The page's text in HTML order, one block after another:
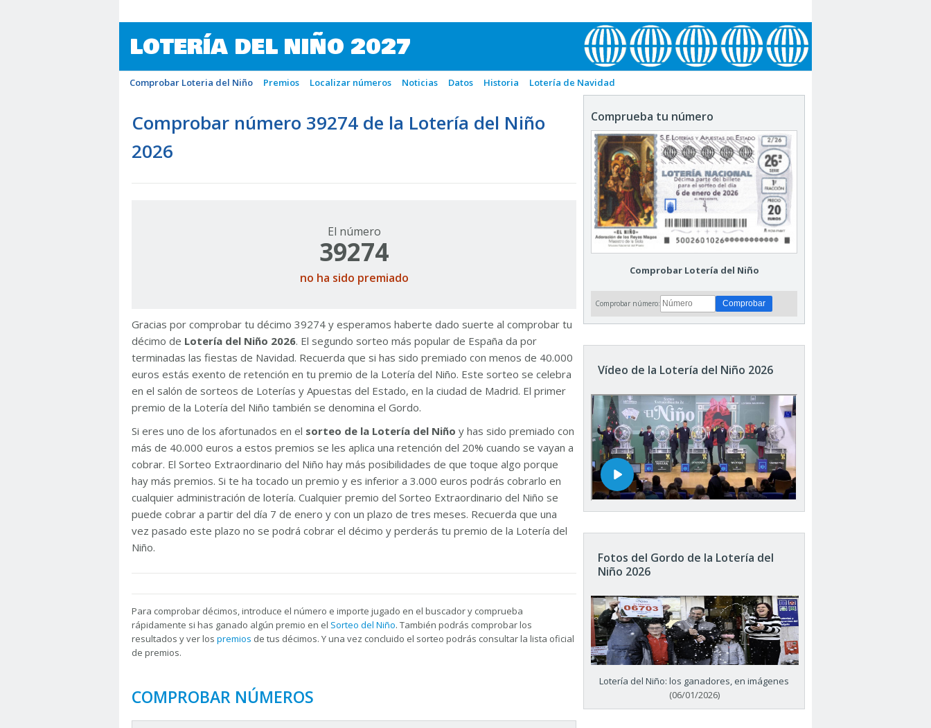
LOTERÍA DEL NIÑO 2027
Comprobar Loteria del Niño Premios Localizar números Noticias Datos Historia Lotería de Navidad
Comprobar número 39274 de la Lotería del Niño
2026
El número
39274
no ha sido premiado
Gracias por comprobar tu décimo 39274 y esperamos haberte dado suerte al comprobar tu
décimo de Lotería del Niño 2026. El segundo sorteo más popular de España da por
terminadas las fiestas de Navidad. Recuerda que si has sido premiado con menos de 40.000
euros estás exento de retención en tu premio de la Lotería del Niño. Este sorteo se celebra
en el salón de sorteos de Loterías y Apuestas del Estado, en la ciudad de Madrid. El primer
premio de la Lotería del Niño también se denomina el Gordo.
Si eres uno de los afortunados en el sorteo de la Lotería del Niño y has sido premiado con
más de 40.000 euros a estos premios se les aplica una retención del 20% cuando se vayan a
cobrar. El Sorteo Extraordinario del Niño hay más posibilidades de que toque algo porque
hay más premios. Si te ha tocado un premio y es inferior a 3.000 euros podrás cobrarlo en
cualquier administración de lotería. Cualquier premio del Sorteo Extraordinario del Niño se
puede cobrar a partir del día 7 de enero y con un plazo de tres meses. Recuerda que una
vez pasado este plazo no se podrá cobrar el décimo y perderás tu premio de la Lotería del
Niño.
Para comprobar décimos, introduce el número e importe jugado en el buscador y comprueba
rápidamente si has ganado algún premio en el Sorteo del Niño. También podrás comprobar los
resultados y ver los premios de tus décimos. Y una vez concluido el sorteo podrás consultar la lista oficial
de premios.
COMPROBAR NÚMEROS
Comprueba tu número
Comprobar Lotería del Niño
Comprobar número:
Vídeo de la Lotería del Niño 2026
Fotos del Gordo de la Lotería del
Niño 2026
Lotería del Niño: los ganadores, en imágenes
(06/01/2026)